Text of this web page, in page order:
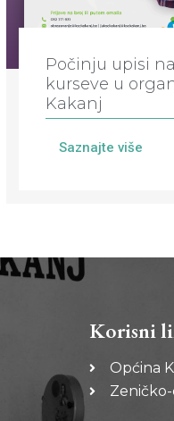
Počinju upisi
kurseve u
Kakanj
Saznajte više
Korisni
Općina